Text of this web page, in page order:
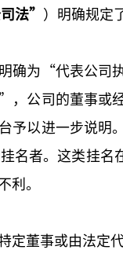
法” ）明确规定
为“代表公司
公司的董事或
予以进一步说
者。这类挂名
利。
董事或由法定